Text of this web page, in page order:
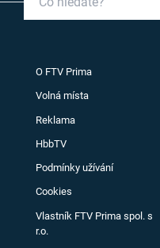
O FTV Prima
Volná místa
Reklama
HbbTV
Podmínky užívání
Cookies
Vlastník FTV Prima spol. s
r.o.